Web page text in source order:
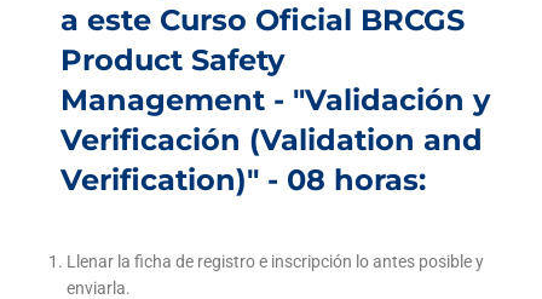
a este Curso Oficial BRCGS
Product Safety
Management - "Validación y
Verificación (Validation and
Verification)" - 08 horas:
Llenar la ficha de registro e inscripción lo antes posible y
enviarla.